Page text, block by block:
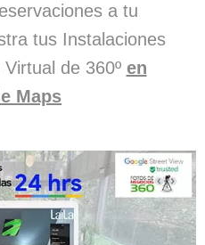
a tu
tus Instalaciones
de 360º en
Maps